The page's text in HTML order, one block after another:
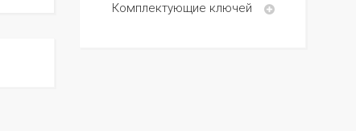
Комплектующие ключей